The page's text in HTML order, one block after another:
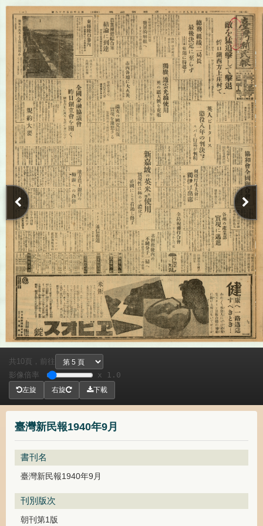
臺灣新民報1940年9月
書刊名
臺灣新民報1940年9月
刊別版次
朝刊第1版
共 10頁，
前往
影像倍率
x 1.0
左旋 右旋 下載